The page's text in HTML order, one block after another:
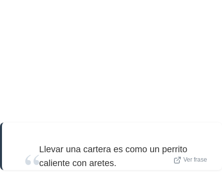
Llevar una cartera es como un perrito
caliente con aretes.
Ver frase